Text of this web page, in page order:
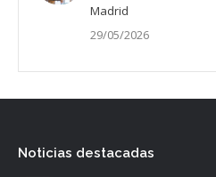
Madrid
29/05/2026
Noticias destacadas